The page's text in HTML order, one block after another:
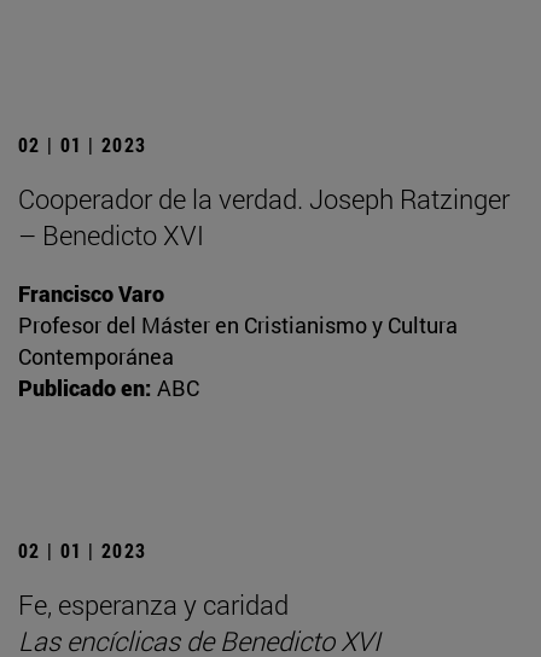
02 | 01 | 2023
Cooperador de la verdad. Joseph Ratzinger
– Benedicto XVI
Francisco Varo
Profesor del Máster en Cristianismo y Cultura
Contemporánea
Publicado en: ABC
02 | 01 | 2023
Fe, esperanza y caridad
Las encíclicas de Benedicto XVI